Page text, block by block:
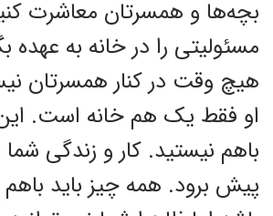
بچه‌ها و همسرتان معاشرت
مسئولیتی را در خانه به عهده
هیچ وقت در کنار همسرتان
او فقط یک هم خانه است.
باهم نیستید. کار و زندگی شما
پیش برود. همه چیز باید